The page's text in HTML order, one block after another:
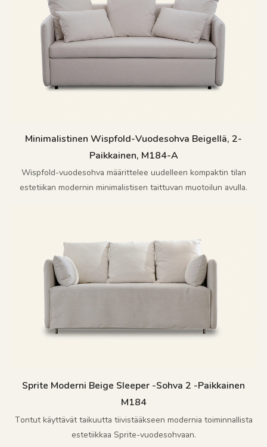
Minimalistinen Wispfold-Vuodesohva Beigellä, 2-
Paikkainen, M184-A
Wispfold-vuodesohva määrittelee uudelleen kompaktin tilan
estetiikan modernin minimalistisen taittuvan muotoilun avulla.
Sprite Moderni Beige Sleeper -sohva 2 -paikkainen
M184
Tontut käyttävät taikuutta tiivistääkseen modernia toiminnallista
estetiikkaa Sprite-vuodesohvaan.